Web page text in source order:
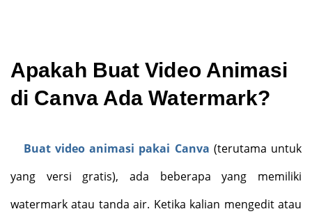
Apakah Buat Video Animasi
di Canva Ada Watermark?
Buat video animasi pakai Canva (terutama untuk
yang versi gratis), ada beberapa yang memiliki
watermark atau tanda air. Ketika kalian mengedit atau